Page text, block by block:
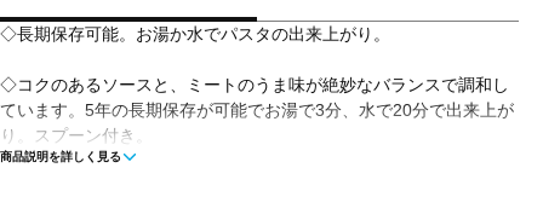
◇長期保存可能。お湯か水でパスタの出来上がり。
◇コクのあるソースと、ミートのうま味が絶妙なバランスで調和し
ています。5年の長期保存が可能でお湯で3分、水で20分で出来上が
り。スプーン付き。
商品説明を詳しく見る